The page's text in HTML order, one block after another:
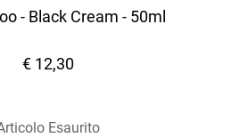
- Black Cream - 50ml
€ 12,30
Esaurito